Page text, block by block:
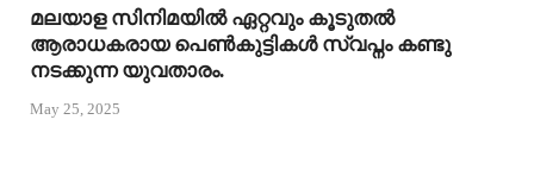
മലയാള സിനിമയിൽ ഏറ്റവും കൂടുതൽ
ആരാധകരായ പെൺകുട്ടികൾ സ്വപ്നം കണ്ടു
നടക്കുന്ന യുവതാരം.
May 25, 2025